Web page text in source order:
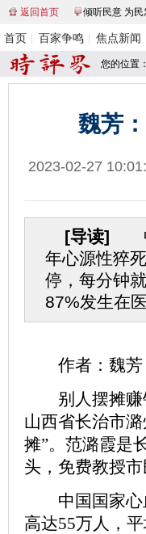
返回首页 倾听民意 为
首页 百家争鸣 焦点新闻
您的位置：
魏芳
2023-02-27
[导读] 中
年心源性猝
停，每分钟
87%发生在
作者：魏芳
别人摆摊赚钱
山西省长治市
摊”。范潞霞是
头，免费教授
中国国家心
高达55万人，